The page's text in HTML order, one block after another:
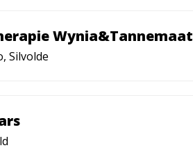
Wynia&Tannemaat
Silvolde